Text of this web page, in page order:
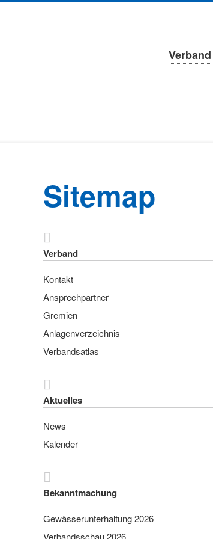
Navigation
überspringen
Verband
Sitemap
Verband
Kontakt
Ansprechpartner
Gremien
Anlagenverzeichnis
Verbandsatlas
Aktuelles
News
Kalender
Bekanntmachung
Gewässerunterhaltung 2026
Verbandsschau 2026